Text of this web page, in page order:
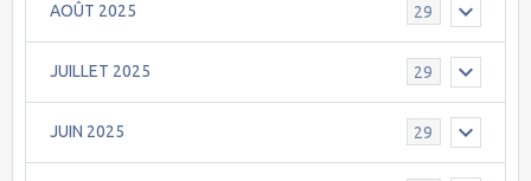
AOÛT 2025 29
JUILLET 2025 29
JUIN 2025 29